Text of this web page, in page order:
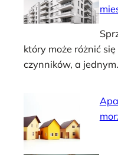
który może różnić
czynników, a